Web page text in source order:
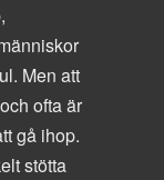
Men att
ofta är
gå ihop.
stötta